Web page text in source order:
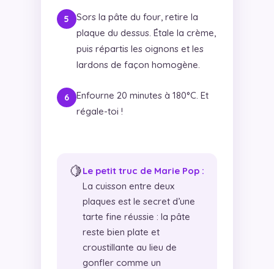
Sors la pâte du four, retire la
plaque du dessus. Étale la crème,
puis répartis les oignons et les
lardons de façon homogène.
Enfourne 20 minutes à 180°C. Et
régale-toi !
🍋Le petit truc de Marie Pop :
La cuisson entre deux
plaques est le secret d’une
tarte fine réussie : la pâte
reste bien plate et
croustillante au lieu de
gonfler comme un